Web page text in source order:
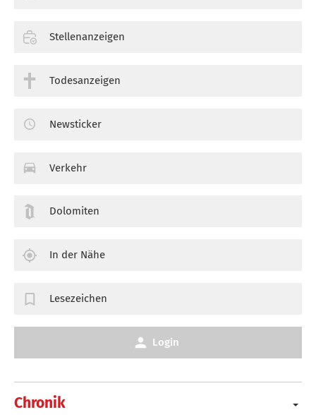
Chronik
Stellenanzeigen
Todesanzeigen
Newsticker
Verkehr
Dolomiten
In der Nähe
Lesezeichen
Login